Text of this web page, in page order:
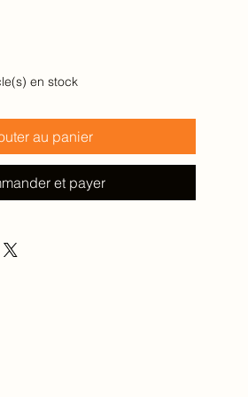
en stock
au panier
et payer